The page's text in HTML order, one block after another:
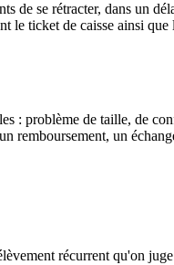
de se rétracter, dans un
le ticket de caisse ainsi
: problème de taille, de
remboursement, un
récurrent qu'on